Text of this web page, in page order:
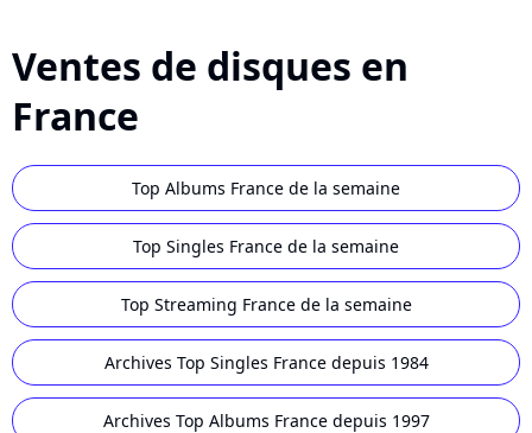
Ventes de disques en
France
Top Albums France de la semaine
Top Singles France de la semaine
Top Streaming France de la semaine
Archives Top Singles France depuis 1984
Archives Top Albums France depuis 1997